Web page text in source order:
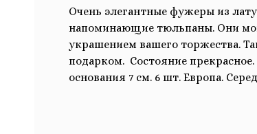
Очень элегантные фужеры из
напоминающие тюльпаны. Они
украшением вашего торжества.
подарком. Состояние
основания 7 см. 6 шт. Европа.